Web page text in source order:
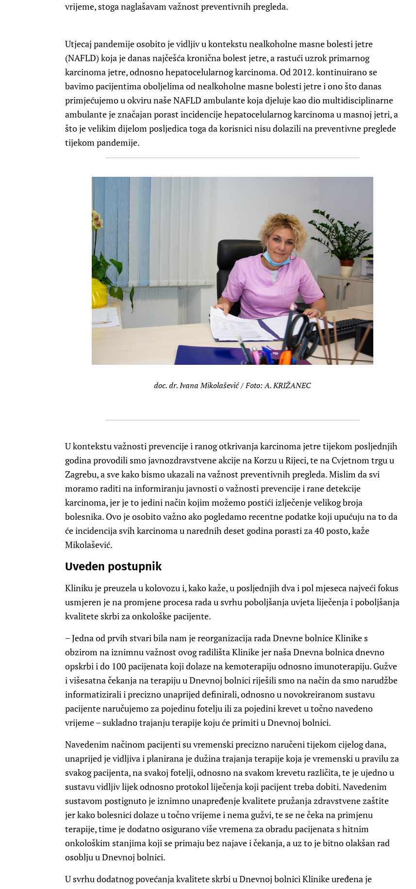
vrijeme, stoga naglašavam važnost preventivnih pregleda.
Utjecaj pandemije osobito je vidljiv u kontekstu nealkoholne masne bolesti jetre
(NAFLD) koja je danas najčešća kronična bolest jetre, a rastući uzrok primarnog
karcinoma jetre, odnosno hepatocelularnog karcinoma. Od 2012. kontinuirano se
bavimo pacijentima oboljelima od nealkoholne masne bolesti jetre i ono što danas
primjećujemo u okviru naše NAFLD ambulante koja djeluje kao dio multidisciplinarne
ambulante je značajan porast incidencije hepatocelularnog karcinoma u masnoj jetri, a
što je velikim dijelom posljedica toga da korisnici nisu dolazili na preventivne preglede
tijekom pandemije.
doc. dr. Ivana Mikolašević / Foto: A. KRIŽANEC
U kontekstu važnosti prevencije i ranog otkrivanja karcinoma jetre tijekom posljednjih
godina provodili smo javnozdravstvene akcije na Korzu u Rijeci, te na Cvjetnom trgu u
Zagrebu, a sve kako bismo ukazali na važnost preventivnih pregleda. Mislim da svi
moramo raditi na informiranju javnosti o važnosti prevencije i rane detekcije
karcinoma, jer je to jedini način kojim možemo postići izlječenje velikog broja
bolesnika. Ovo je osobito važno ako pogledamo recentne podatke koji upućuju na to da
će incidencija svih karcinoma u narednih deset godina porasti za 40 posto, kaže
Mikolašević.
Uveden postupnik
Kliniku je preuzela u kolovozu i, kako kaže, u posljednjih dva i pol mjeseca najveći fokus
usmjeren je na promjene procesa rada u svrhu poboljšanja uvjeta liječenja i poboljšanja
kvalitete skrbi za onkološke pacijente.
– Jedna od prvih stvari bila nam je reorganizacija rada Dnevne bolnice Klinike s
obzirom na iznimnu važnost ovog radilišta Klinike jer naša Dnevna bolnica dnevno
opskrbi i do 100 pacijenata koji dolaze na kemoterapiju odnosno imunoterapiju. Gužve
i višesatna čekanja na terapiju u Dnevnoj bolnici riješili smo na način da smo narudžbe
informatizirali i precizno unaprijed definirali, odnosno u novokreiranom sustavu
pacijente naručujemo za pojedinu fotelju ili za pojedini krevet u točno navedeno
vrijeme – sukladno trajanju terapije koju će primiti u Dnevnoj bolnici.
Navedenim načinom pacijenti su vremenski precizno naručeni tijekom cijelog dana,
unaprijed je vidljiva i planirana je dužina trajanja terapije koja je vremenski u pravilu za
svakog pacijenta, na svakoj fotelji, odnosno na svakom krevetu različita, te je ujedno u
sustavu vidljiv lijek odnosno protokol liječenja koji pacijent treba dobiti. Navedenim
sustavom postignuto je iznimno unapređenje kvalitete pružanja zdravstvene zaštite
jer kako bolesnici dolaze u točno vrijeme i nema gužvi, te se ne čeka na primjenu
terapije, time je dodatno osigurano više vremena za obradu pacijenata s hitnim
onkološkim stanjima koji se primaju bez najave i čekanja, a uz to je bitno olakšan rad
osoblju u Dnevnoj bolnici.
U svrhu dodatnog povećanja kvalitete skrbi u Dnevnoj bolnici Klinike uređena je